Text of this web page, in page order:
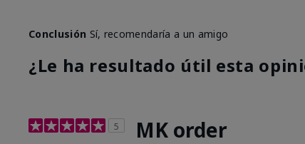
Conclusión Sí, recomendaría a un amigo
¿Le ha resultado útil esta
5 MK order